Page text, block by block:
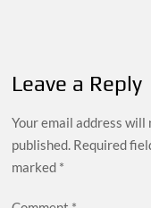
Leave a Reply
Your email address will
published. Required
marked *